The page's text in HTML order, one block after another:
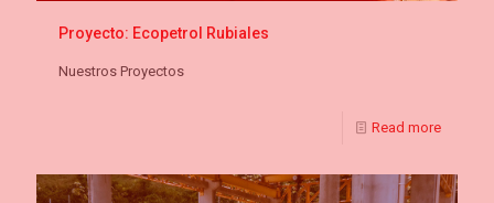
Proyecto: Ecopetrol Rubiales
Nuestros Proyectos
Read more